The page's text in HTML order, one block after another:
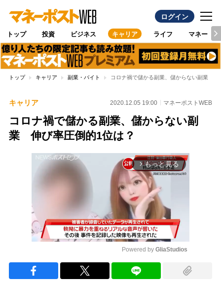
ログイン
トップ 投資 ビジネス キャリア ライフ マネー
トップ キャリア 副業・バイト コロナ禍で儲かる副業、儲からない副業 伸
キャリア 2020.12.05 19:00 マネーポストWEB
コロナ禍で儲かる副業、儲からない副
業 伸び率圧倒的1位は？
arrow_forward_ios もっと見る
Powered by GliaStudios